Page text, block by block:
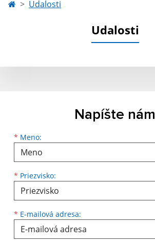
Udalosti
Udalosti
Napíšte nám
* Meno:
Meno
* Priezvisko:
Priezvisko
* E-mailová adresa:
E-mailová adresa